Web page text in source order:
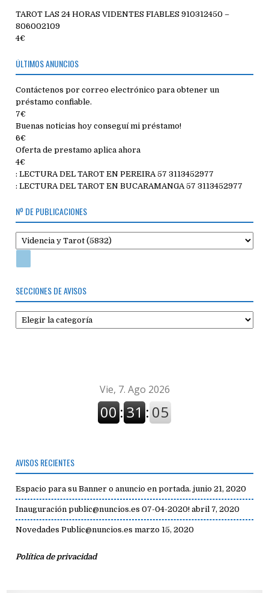
TAROT LAS 24 HORAS VIDENTES FIABLES 910312450 –
806002109
4€
ÚLTIMOS ANUNCIOS
Contáctenos por correo electrónico para obtener un
préstamo confiable.
7€
Buenas noticias hoy conseguí mi préstamo!
6€
Oferta de prestamo aplica ahora
4€
: LECTURA DEL TAROT EN PEREIRA 57 3113452977
: LECTURA DEL TAROT EN BUCARAMANGA 57 3113452977
Nº DE PUBLICACIONES
SECCIONES DE AVISOS
Secciones
de
AVISOS RECIENTES
Espacio para su Banner o anuncio en portada. junio 21, 2020
Inauguración public@nuncios.es 07-04-2020! abril 7, 2020
Novedades Public@nuncios.es marzo 15, 2020
Política de privacidad